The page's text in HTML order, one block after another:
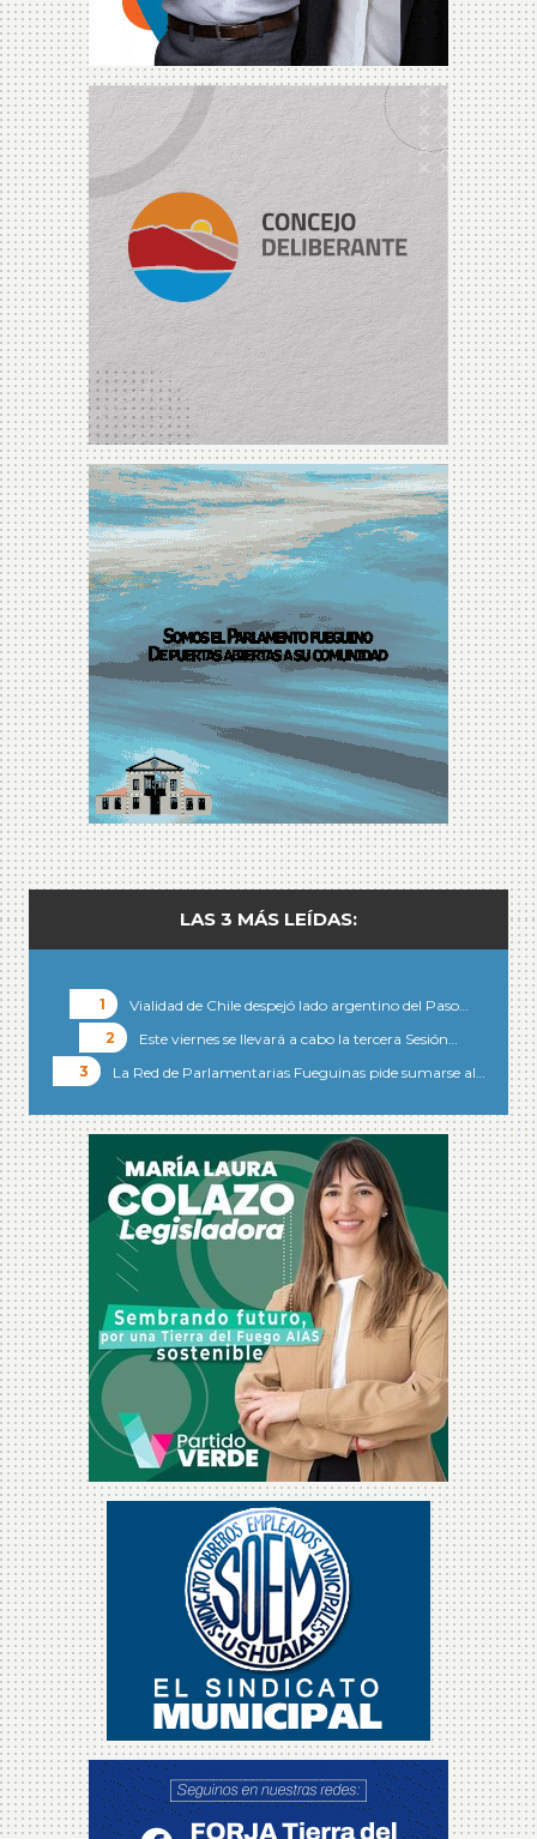
LAS 3 MÁS LEÍDAS:
Vialidad de Chile despejó lado argentino del Paso…
Este viernes se llevará a cabo la tercera Sesión…
La Red de Parlamentarias Fueguinas pide sumarse al…